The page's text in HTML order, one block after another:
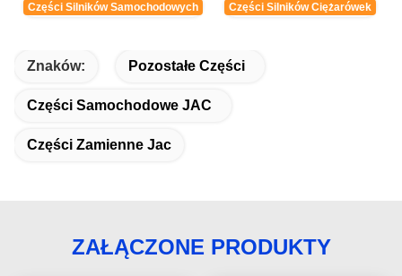
Części Silników Samochodowych Części Silników Ciężarówek
Znaków: Pozostałe Części
Części Samochodowe JAC
Części Zamienne Jac
ZAŁĄCZONE PRODUKTY